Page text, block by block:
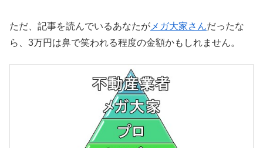
ただ、記事を読んでいるあなたが メガ大家さんだったな
ら、3万円は鼻で笑われる程度の金額かもしれません。